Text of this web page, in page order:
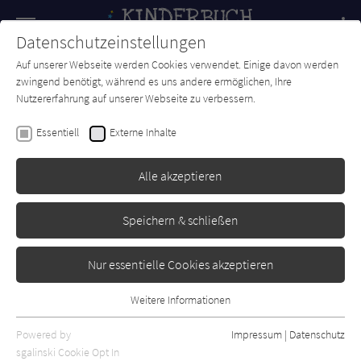
SUCHE Forum Charts Newsletter
Dr. Karl Gebauer
Mobbing in der Schule
Erschienen: Oktober 2009 0
Datenschutzeinstellungen
Auf unserer Webseite werden Cookies verwendet. Einige davon werden
zwingend benötigt, während es uns andere ermöglichen, Ihre
Nutzererfahrung auf unserer Webseite zu verbessern.
Essentiell Externe Inhalte
Alle akzeptieren
Speichern & schließen
Nur essentielle Cookies akzeptieren
Essentielle Cookies werden für grundlegende Funktionen der
Webseite benötigt. Dadurch ist gewährleistet, dass die Webseite
Weitere Informationen
Powered by
sgalinski Cookie Opt In
Impressum | Datenschutz